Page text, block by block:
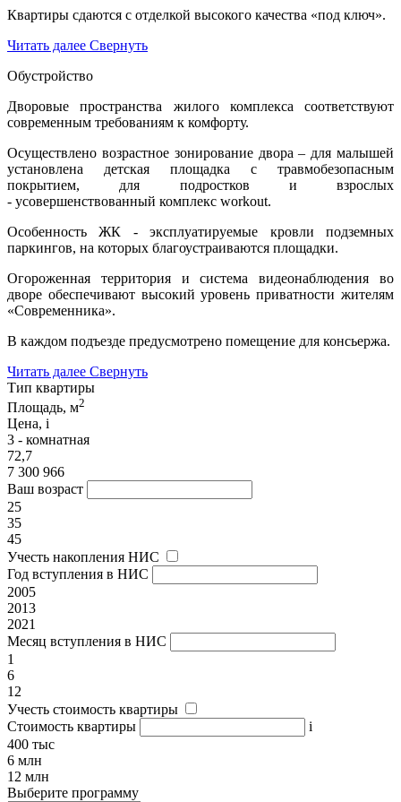
Квартиры сдаются с отделкой высокого качества «под ключ».
Читать далее Свернуть
Обустройство
Дворовые пространства жилого комплекса соответствуют
современным требованиям к комфорту.
Осуществлено возрастное зонирование двора – для малышей
установлена детская площадка с травмобезопасным
покрытием, для подростков и взрослых
- усовершенствованный комплекс workout.
Особенность ЖК - эксплуатируемые кровли подземных
паркингов, на которых благоустраиваются площадки.
Огороженная территория и система видеонаблюдения во
дворе обеспечивают высокий уровень приватности жителям
«Современника».
В каждом подъезде предусмотрено помещение для консьержа.
Читать далее Свернуть
Тип квартиры
Площадь, м2
Цена, i
3 - комнатная
72,7
7 300 966
Ваш возраст
25
35
45
Учесть накопления НИС
Год вступления в НИС
2005
2013
2021
Месяц вступления в НИС
1
6
12
Учесть стоимость квартиры
Стоимость квартиры
i
400 тыс
6 млн
12 млн
Выберите программу